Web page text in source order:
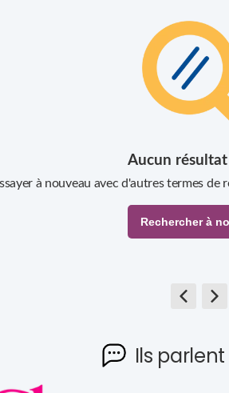
Aucun
à nouveau avec d'autres termes
Rechercher à
Ils